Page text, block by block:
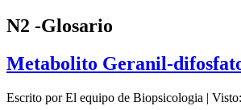
N2 -Glosario
Metabolito Geranil-
Escrito por El equipo de Biopsicologia |